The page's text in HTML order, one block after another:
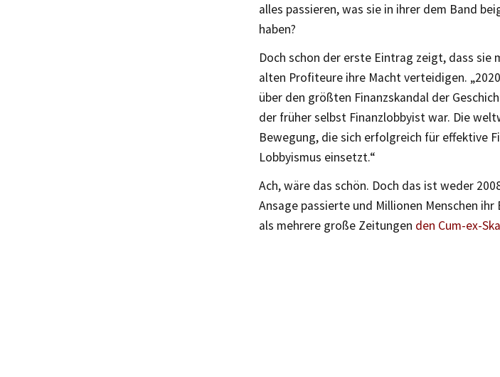
alles passieren, was sie in ihrer dem Band
haben?
Doch schon der erste Eintrag zeigt, dass
alten Profiteure ihre Macht verteidigen.
über den größten Finanzskandal der
der früher selbst Finanzlobbyist war. Die
Bewegung, die sich erfolgreich für effektive
Lobbyismus einsetzt.“
Ach, wäre das schön. Doch das ist weder
Ansage passierte und Millionen Menschen
als mehrere große Zeitungen den Cum-ex-